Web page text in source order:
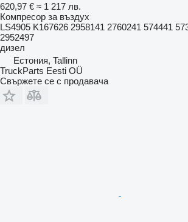
620,97 € ≈ 1 217 лв.
Компресор за въздух
LS4905 K167626 2958141 2760241 574441
2952497
дизел
Естония, Tallinn
TruckParts Eesti OÜ
Свържете се с продавача